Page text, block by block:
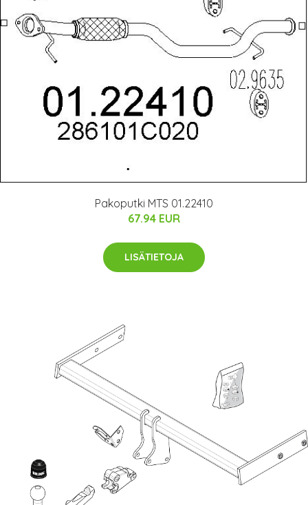
Pakoputki MTS 01.22410
67.94 EUR
LISÄTIETOJA